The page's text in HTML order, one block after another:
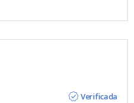
Verificada